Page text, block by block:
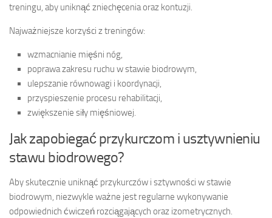
treningu, aby uniknąć zniechęcenia oraz kontuzji.
Najważniejsze korzyści z treningów:
wzmacnianie mięśni nóg,
poprawa zakresu ruchu w stawie biodrowym,
ulepszanie równowagi i koordynacji,
przyspieszenie procesu rehabilitacji,
zwiększenie siły mięśniowej.
Jak zapobiegać przykurczom i usztywnieniu
stawu biodrowego?
Aby skutecznie uniknąć przykurczów i sztywności w stawie
biodrowym, niezwykle ważne jest regularne wykonywanie
odpowiednich ćwiczeń rozciągających oraz izometrycznych.